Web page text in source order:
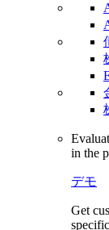
in the
デモ
Get